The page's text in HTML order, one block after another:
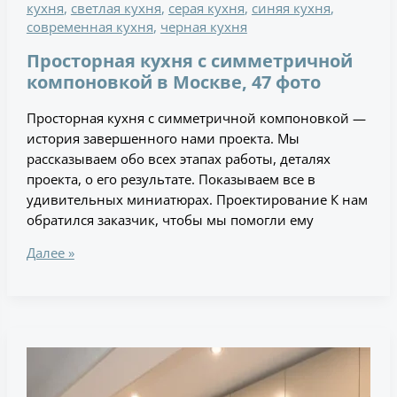
кухня, светлая кухня, серая кухня, синяя кухня,
современная кухня, черная кухня
Просторная кухня с симметричной
компоновкой в Москве, 47 фото
Просторная кухня с симметричной компоновкой —
история завершенного нами проекта. Мы
рассказываем обо всех этапах работы, деталях
проекта, о его результате. Показываем все в
удивительных миниатюрах. Проектирование К нам
обратился заказчик, чтобы мы помогли ему
Далее »